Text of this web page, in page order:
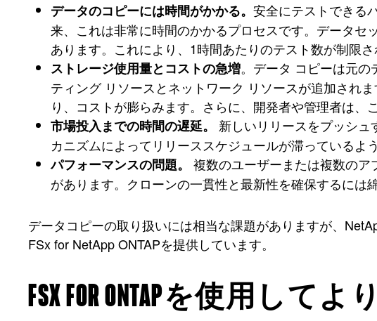
データのコピーには時間がかかる。 安全にテストできる
来、これは非常に時間のかかるプロセスです。データ
あります。これにより、1時間あたりのテスト数が制限
ストレージ使用量とコストの急増。データ コピーは元
ティング リソースとネットワーク リソースが追加され
り、コストが膨らみます。さらに、開発者や管理者は、
市場投入までの時間の遅延。
新しいリリースをプッシ
カニズムによってリリーススケジュールが滞っているよ
パフォーマンスの問題。
複数のユーザーまたは複数の
があります。クローンの一貫性と最新性を確保するには
データコピーの取り扱いには相当な課題がありますが、
FSx for NetApp ONTAPを提供しています。
FSX FOR ONTAPを使用し